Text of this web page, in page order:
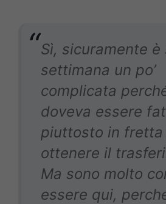
Sì, sicuramente è
settimana un po’
complicata
doveva essere
piuttosto in fretta
ottenere il
Ma sono molto
essere qui,